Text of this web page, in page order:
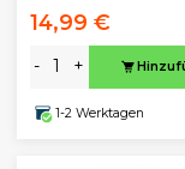
14,99 €
- +
1-2 Werktagen